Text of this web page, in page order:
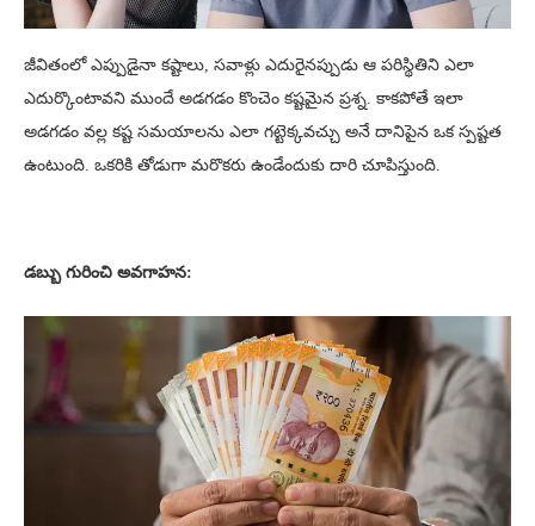
జీవితంలో ఎప్పుడైనా కష్టాలు, సవాళ్లు ఎదురైనప్పుడు ఆ పరిస్థితిని ఎలా
ఎదుర్కొంటావని ముందే అడగడం కొంచెం కష్టమైన ప్రశ్న. కాకపోతే ఇలా
అడగడం వల్ల కష్ట సమయాలను ఎలా గట్టెక్కవచ్చు అనే దానిపైన ఒక స్పష్టత
ఉంటుంది. ఒకరికి తోడుగా మరొకరు ఉండేందుకు దారి చూపిస్తుంది.
డబ్బు గురించి అవగాహన: